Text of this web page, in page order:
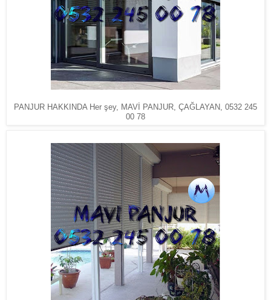
PANJUR HAKKINDA Her şey, MAVİ PANJUR, ÇAĞLAYAN, 0532 245
00 78